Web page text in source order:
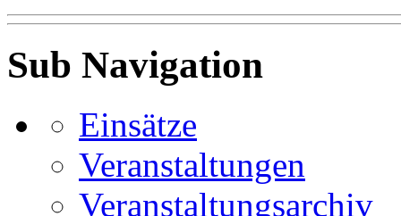
Sub Navigation
Einsätze
Veranstaltungen
Veranstaltungsarchiv